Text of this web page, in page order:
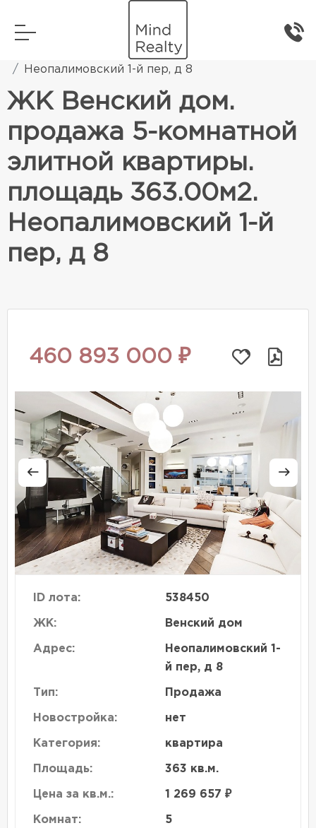
Элитная жилая недвижимость
Неопалимовский 1-й пер, д 8
ЖК Венский дом.
продажа 5-комнатной
элитной квартиры.
площадь 363.00м2.
Неопалимовский 1-й
пер, д 8
460 893 000 ₽
ID лота: 538450
ЖК: Венский дом
Адрес:
Неопалимовский 1-
й пер, д 8
Тип: Продажа
Новостройка: нет
Категория: квартира
Площадь: 363 кв.м.
Цена за кв.м.: 1 269 657 ₽
Комнат: 5